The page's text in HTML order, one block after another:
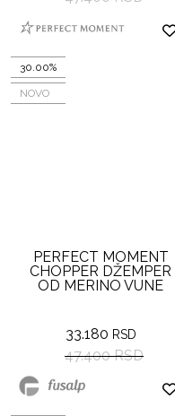
30.00%
NOVO
PERFECT MOMENT
CHOPPER DŽEMPER
OD MERINO VUNE
33.180 RSD
47.400 RSD